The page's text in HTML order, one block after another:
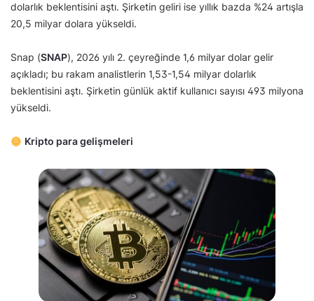
dolarlık beklentisini aştı. Şirketin geliri ise yıllık bazda %24 artışla
20,5 milyar dolara yükseldi.
Snap (SNAP), 2026 yılı 2. çeyreğinde 1,6 milyar dolar gelir
açıkladı; bu rakam analistlerin 1,53-1,54 milyar dolarlık
beklentisini aştı. Şirketin günlük aktif kullanıcı sayısı 493 milyona
yükseldi.
Kripto para gelişmeleri